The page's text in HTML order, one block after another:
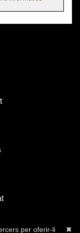
✖
per oferir-li